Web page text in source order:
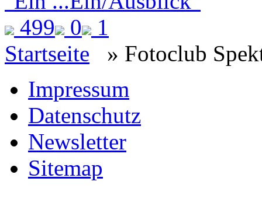
499
0
1
Startseite » Fotoclub
Impressum
Datenschutz
Newsletter
Sitemap